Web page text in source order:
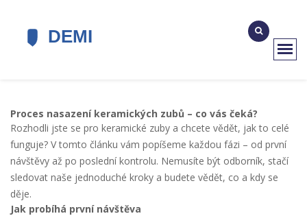
Proces nasazení keramických zubů – co vás čeká?
Rozhodli jste se pro keramické zuby a chcete vědět, jak to celé
funguje? V tomto článku vám popíšeme každou fázi – od první
návštěvy až po poslední kontrolu. Nemusíte být odborník, stačí
sledovat naše jednoduché kroky a budete vědět, co a kdy se
děje.
Jak probíhá první návštěva